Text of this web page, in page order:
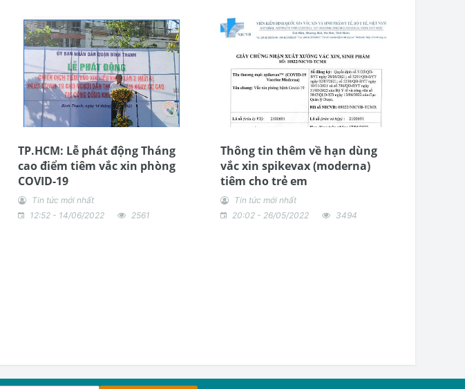
TP.HCM: Lễ phát động Tháng
cao điểm tiêm vắc xin phòng
COVID-19
Tin tức mới nhất
12:52 - 14/06/2022
2561
Thông tin thêm về hạn dùng
vắc xin spikevax (moderna)
tiêm cho trẻ em
Tin tức mới nhất
20:02 - 26/05/2022
3494